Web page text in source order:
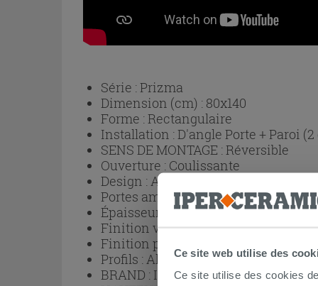
Ce site web utilise des
Ce site utilise des cookies
Série :Prizma
Dimension (cm) : 80x140
Forme :Rectangulaire
Installation :D'angle Porte + Paroi (2
SENS DE MONTAGE :Réversible
Ouverture : Coulissante
Design :Avec profils
Portes amovibles pour un nettoyage
Épaisseur verre :6 mm
Finition verre :Trasparent
Finition profils :
Profils :Aluminium
BRAND : IPERCERAMICA